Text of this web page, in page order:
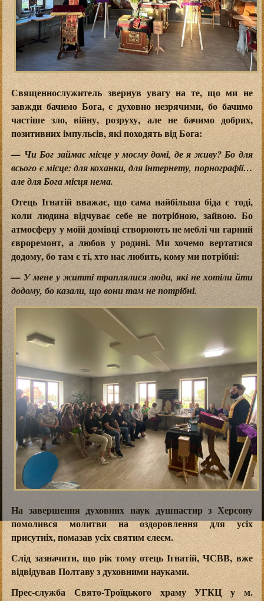
Священнослужитель звернув увагу на те, що ми не
завжди бачимо Бога, є духовно незрячими, бо бачимо
частіше зло, війну, розруху, але не бачимо добрих,
позитивних імпульсів, які походять від Бога:
— Чи Бог займає місце у моєму домі, де я живу? Бо для
всього є місце: для коханки, для інтернету, порнографії…
але для Бога місця нема.
Отець Ігнатій вважає, що сама найбільша біда є тоді,
коли людина відчуває себе не потрібною, зайвою. Бо
атмосферу у моїй домівці створюють не меблі чи гарний
євроремонт, а любов у родині. Ми хочемо вертатися
додому, бо там є ті, хто нас любить, кому ми потрібні:
— У мене у житті траплялися люди, які не хотіли йти
додому, бо казали, що вони там не потрібні.
На завершення духовних наук душпастир з Херсону
помолився молитви на оздоровлення для усіх
присутніх, помазав усіх святим єлеєм.
Слід зазначити, що рік тому отець Ігнатій, ЧСВВ, вже
відвідував Полтаву з духовними науками.
Прес-служба Свято-Троїцького храму УГКЦ у м.